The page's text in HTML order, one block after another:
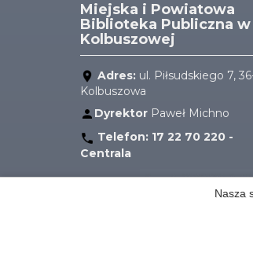
Miejska i Powiatowa
Biblioteka Publiczna w
Kolbuszowej
Adres: ul. Piłsudskiego 7,
Kolbuszowa
Dyrektor Paweł Michno
Telefon: 17 22 70 220 -
Centrala
E-mail:
Nasza